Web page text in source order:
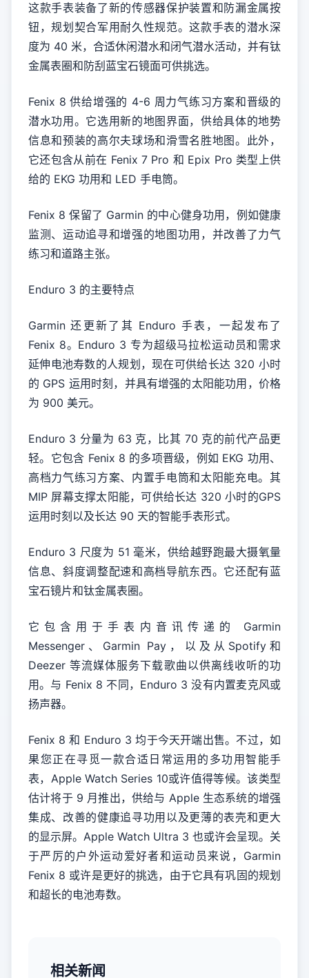
这款手表装备了新的传感器保护装置和防漏金属按
钮，规划契合军用耐久性规范。这款手表的潜水深
度为 40 米，合适休闲潜水和闭气潜水活动，并有钛
金属表圈和防刮蓝宝石镜面可供挑选。
Fenix 8 供给增强的 4-6 周力气练习方案和晋级的
潜水功用。它选用新的地图界面，供给具体的地势
信息和预装的高尔夫球场和滑雪名胜地图。此外，
它还包含从前在 Fenix 7 Pro 和 Epix Pro 类型上供
给的 EKG 功用和 LED 手电筒。
Fenix 8 保留了 Garmin 的中心健身功用，例如健康
监测、运动追寻和增强的地图功用，并改善了力气
练习和道路主张。
Enduro 3 的主要特点
Garmin 还更新了其 Enduro 手表，一起发布了
Fenix 8。Enduro 3 专为超级马拉松运动员和需求
延伸电池寿数的人规划，现在可供给长达 320 小时
的 GPS 运用时刻，并具有增强的太阳能功用，价格
为 900 美元。
Enduro 3 分量为 63 克，比其 70 克的前代产品更
轻。它包含 Fenix 8 的多项晋级，例如 EKG 功用、
高档力气练习方案、内置手电筒和太阳能充电。其
MIP 屏幕支撑太阳能，可供给长达 320 小时的GPS
运用时刻以及长达 90 天的智能手表形式。
Enduro 3 尺度为 51 毫米，供给越野跑最大摄氧量
信息、斜度调整配速和高档导航东西。它还配有蓝
宝石镜片和钛金属表圈。
它包含用于手表内音讯传递的 Garmin
Messenger、Garmin Pay，以及从Spotify和
Deezer 等流媒体服务下载歌曲以供离线收听的功
用。与 Fenix 8 不同，Enduro 3 没有内置麦克风或
扬声器。
Fenix 8 和 Enduro 3 均于今天开端出售。不过，如
果您正在寻觅一款合适日常运用的多功用智能手
表，Apple Watch Series 10或许值得等候。该类型
估计将于 9 月推出，供给与 Apple 生态系统的增强
集成、改善的健康追寻功用以及更薄的表壳和更大
的显示屏。Apple Watch Ultra 3 也或许会呈现。关
于严厉的户外运动爱好者和运动员来说，Garmin
Fenix 8 或许是更好的挑选，由于它具有巩固的规划
和超长的电池寿数。
相关新闻